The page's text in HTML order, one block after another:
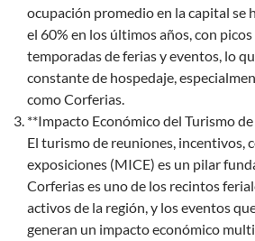
ocupación promedio en la capital se
el 60% en los últimos años, con
temporadas de ferias y eventos, lo
constante de hospedaje,
como Corferias.
**Impacto Económico del Turismo
El turismo de reuniones, incentivos,
exposiciones (MICE) es un pilar
Corferias es uno de los recintos
activos de la región, y los eventos
generan un impacto económico